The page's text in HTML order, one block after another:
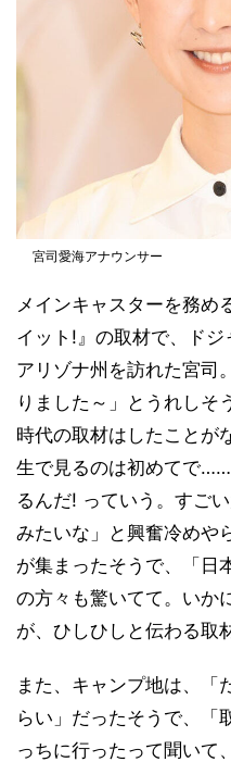
宮司愛海アナウンサー
メインキャスターを務め
イット!』の取材で、ドジ
アリゾナ州を訪れた宮司
りました～」とうれしそ
時代の取材はしたことが
生で見るのは初めてで
るんだ! っていう。すご
みたいな」と興奮冷めや
が集まったそうで、「日
の方々も驚いてて。いか
が、ひしひしと伝わる取
また、キャンプ地は、「
らい」だったそうで、「
っちに行ったって聞いて